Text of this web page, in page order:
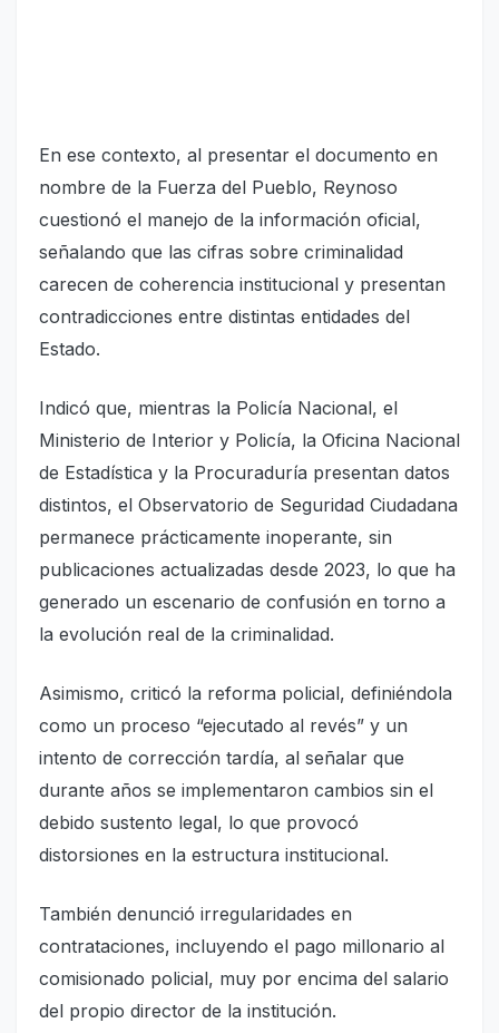
En ese contexto, al presentar el documento en
nombre de la Fuerza del Pueblo, Reynoso
cuestionó el manejo de la información oficial,
señalando que las cifras sobre criminalidad
carecen de coherencia institucional y presentan
contradicciones entre distintas entidades del
Estado.
Indicó que, mientras la Policía Nacional, el
Ministerio de Interior y Policía, la Oficina Nacional
de Estadística y la Procuraduría presentan datos
distintos, el Observatorio de Seguridad Ciudadana
permanece prácticamente inoperante, sin
publicaciones actualizadas desde 2023, lo que ha
generado un escenario de confusión en torno a
la evolución real de la criminalidad.
Asimismo, criticó la reforma policial, definiéndola
como un proceso “ejecutado al revés” y un
intento de corrección tardía, al señalar que
durante años se implementaron cambios sin el
debido sustento legal, lo que provocó
distorsiones en la estructura institucional.
También denunció irregularidades en
contrataciones, incluyendo el pago millonario al
comisionado policial, muy por encima del salario
del propio director de la institución.